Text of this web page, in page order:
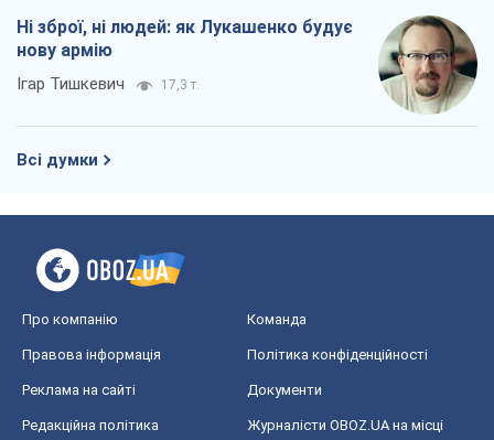
Ні зброї, ні людей: як Лукашенко будує
нову армію
Ігар Тишкевич 17,3 т.
Всі думки
Про компанію Команда
Правова інформація Політика конфіденційності
Реклама на сайті Документи
Редакційна політика
Журналісти OBOZ.UA на місці